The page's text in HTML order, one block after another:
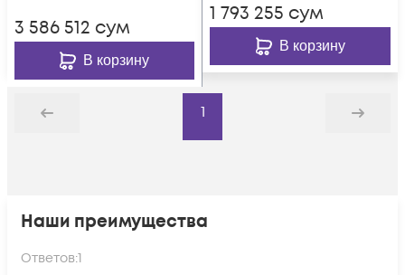
3 586 512 сум
В корзину
1 793 255 сум
В корзину
Назад
1
Дальше
Наши преимущества
Ответов:1